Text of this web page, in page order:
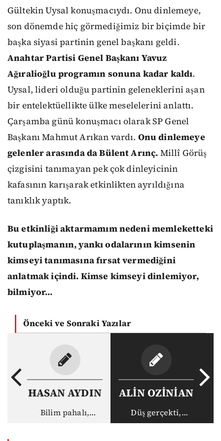
Gültekin Uysal konuşmacıydı. Onu dinlemeye,
son dönemde hiç görmediğimiz bir biçimde bir
başka siyasi partinin genel başkanı geldi.
Anahtar Partisi Genel Başkanı Yavuz
Ağıralioğlu programın sonuna kadar kaldı.
Uysal, lideri olduğu partinin geleneklerini aşan
bir entelektüellikte ülke meselelerini anlattı.
Çarşamba günü konuşmacı olarak SP Genel
Başkanı Mahmut Arıkan vardı. Onu dinlemeye
gelenler arasında da Bülent Arınç. Millî Görüş
çizgisini tanımayan pek çok dinleyicinin
kafasının karışarak etkinlikten ayrıldığına
tanıklık yaptık.
Bu etkinliği aktarmamım nedeni memleketteki
kutuplaşmanın, yankı odalarının kimsenin
kimseyi tanımasına fırsat vermediğini
anlatmak içindi. Kimse kimseyi dinlemiyor,
bilmiyor…
Önceki ve Sonraki Yazılar
HASAN AYDIN
Bilim pahalı,
ALİN OZİNİAN
Düş gerçekti,
gerçek haksız